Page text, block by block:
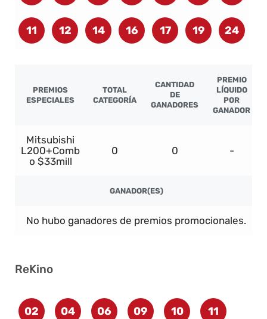
11 12 14 16 17 19 24
PREMIOS
ESPECIALES
TOTAL
CATEGORÍA
CANTIDAD
DE
GANADORES
PREMIO
LÍQUIDO
POR
GANADOR
Mitsubishi
L200+Comb
o $33mill
0 0 -
GANADOR(ES)
No hubo ganadores de premios promocionales.
ReKino
02 04 06 09 10 11